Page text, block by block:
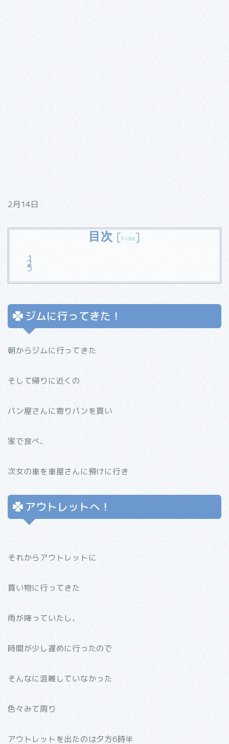
2月14日
目次 [hide]
ジムに行ってきた！
朝からジムに行ってきた
そして帰りに近くの
パン屋さんに寄りパンを買い
家で食べ、
次女の車を車屋さんに預けに行き
アウトレットへ！
それからアウトレットに
買い物に行ってきた
雨が降っていたし、
時間が少し遅めに行ったので
そんなに混雑していなかった
色々みて周り
アウトレットを出たのは夕方6時半